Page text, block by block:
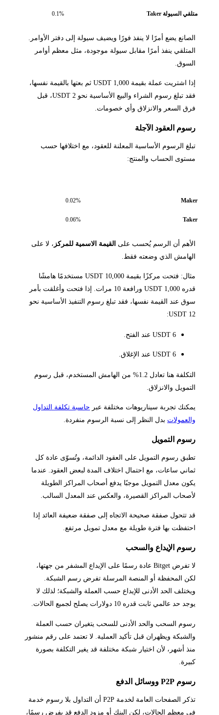
متلقي السيولة Taker 0.1%
الصانع يضع أمرًا لا ينفذ فورًا ويضيف سيولة إلى دفتر الأوامر.
المتلقي ينفذ أمرًا مقابل سيولة موجودة، مثل معظم أوامر
السوق.
إذا اشتريت عملة بقيمة 1,000 USDT ثم بعتها بالقيمة نفسها،
فقد تبلغ رسوم الشراء والبيع الأساسية نحو 2 USDT، قبل
فرق السعر والانزلاق وأي خصومات.
رسوم العقود الآجلة
تبلغ الرسوم الأساسية المعلنة للعقود، مع اختلافها حسب
مستوى الحساب والمنتج:
Maker
0.02%
Taker
0.06%
الأهم أن الرسم يُحسب على القيمة الاسمية للمركز ، لا على
الهامش الذي وضعته فقط.
مثال: فتحت مركزًا بقيمة 10,000 USDT مستخدمًا هامشًا
قدره 1,000 USDT ورافعة 10 مرات. إذا فتحت وأغلقت بأمر
سوق عند القيمة نفسها، فقد تبلغ رسوم التنفيذ الأساسية نحو
12 USDT:
6 USDT عند الفتح.
6 USDT عند الإغلاق.
التكلفة هنا تعادل 1.2% من الهامش المستخدم، قبل رسوم
التمويل والانزلاق.
يمكنك تجربة سيناريوهات مختلفة عبر حاسبة تكلفة التداول
والعمولات بدل النظر إلى نسبة الرسوم منفردة.
رسوم التمويل
تطبق رسوم التمويل على العقود الدائمة، وتُسوّى عادة كل
ثماني ساعات، مع احتمال اختلاف المدة لبعض العقود. عندما
يكون معدل التمويل موجبًا يدفع أصحاب المراكز الطويلة
لأصحاب المراكز القصيرة، والعكس عند المعدل السالب.
قد تتحول صفقة صحيحة الاتجاه إلى صفقة ضعيفة العائد إذا
احتفظت بها فترة طويلة مع معدل تمويل مرتفع.
رسوم الإيداع والسحب
لا تفرض Bitget عادة رسمًا على الإيداع المشفر من جهتها،
لكن المحفظة أو المنصة المرسلة تفرض رسم الشبكة.
ويختلف الحد الأدنى للإيداع حسب العملة والشبكة؛ لذلك لا
يوجد حد عالمي ثابت قدره 10 دولارات يصلح لجميع الحالات.
رسوم السحب والحد الأدنى للسحب يتغيران حسب العملة
والشبكة ويظهران قبل تأكيد العملية. لا تعتمد على رقم منشور
منذ أشهر، لأن اختيار شبكة مختلفة قد يغير التكلفة بصورة
كبيرة.
رسوم P2P ووسائل الدفع
تذكر الصفحات العامة لخدمة P2P أن التداول بلا رسوم خدمة
في معظم الحالات، لكن البنك أو مزود الدفع قد يفرض رسمًا،